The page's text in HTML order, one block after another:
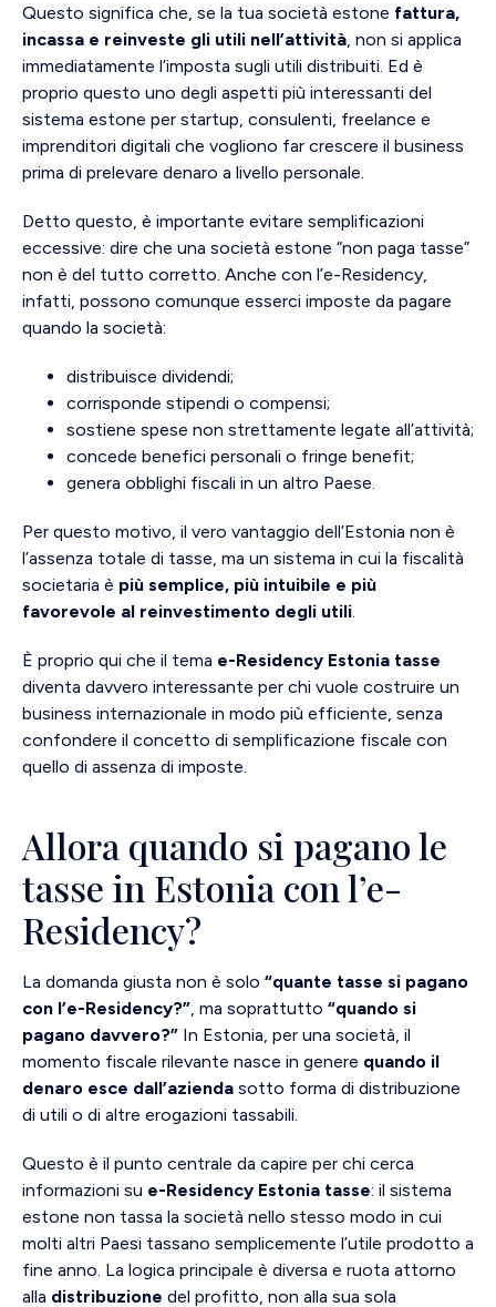
Questo significa che, se la tua società estone fattura,
incassa e reinveste gli utili nell’attività , non si applica
immediatamente l’imposta sugli utili distribuiti. Ed è
proprio questo uno degli aspetti più interessanti del
sistema estone per startup, consulenti, freelance e
imprenditori digitali che vogliono far crescere il business
prima di prelevare denaro a livello personale.
Detto questo, è importante evitare semplificazioni
eccessive: dire che una società estone “non paga tasse”
non è del tutto corretto. Anche con l’e-Residency,
infatti, possono comunque esserci imposte da pagare
quando la società:
distribuisce dividendi;
corrisponde stipendi o compensi;
sostiene spese non strettamente legate all’attività;
concede benefici personali o fringe benefit;
genera obblighi fiscali in un altro Paese.
Per questo motivo, il vero vantaggio dell’Estonia non è
l’assenza totale di tasse, ma un sistema in cui la fiscalità
societaria è più semplice, più intuibile e più
favorevole al reinvestimento degli utili
È proprio qui che il tema e-Residency Estonia tasse
diventa davvero interessante per chi vuole costruire un
business internazionale in modo più efficiente, senza
confondere il concetto di semplificazione fiscale con
quello di assenza di imposte.
Allora quando si pagano le
tasse in Estonia con l’e-
Residency?
La domanda giusta non è solo “quante tasse si pagano
con l’e-Residency?” , ma soprattutto “quando si
pagano davvero?” In Estonia, per una società, il
momento fiscale rilevante nasce in genere quando il
denaro esce dall’azienda sotto forma di distribuzione
di utili o di altre erogazioni tassabili.
Questo è il punto centrale da capire per chi cerca
informazioni su e-Residency Estonia tasse: il sistema
estone non tassa la società nello stesso modo in cui
molti altri Paesi tassano semplicemente l’utile prodotto a
fine anno. La logica principale è diversa e ruota attorno
alla distribuzione del profitto, non alla sua sola